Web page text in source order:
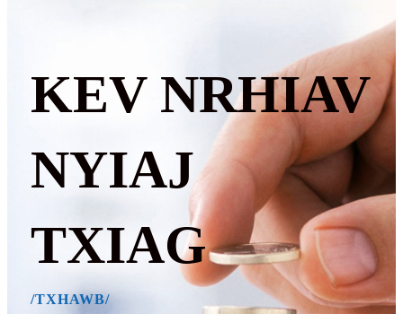
KEV NRHIAV
NYIAJ
TXIAG
/TXHAWB/